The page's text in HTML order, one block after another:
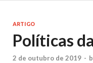
ARTIGO
Políticas
2 de outubro de 2019 -